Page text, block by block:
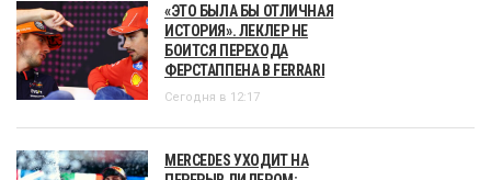
«ЭТО БЫЛА БЫ ОТЛИЧНАЯ
ИСТОРИЯ». ЛЕКЛЕР НЕ
БОИТСЯ ПЕРЕХОДА
ФЕРСТАППЕНА В FERRARI
Сегодня в 12:17
MERCEDES УХОДИТ НА